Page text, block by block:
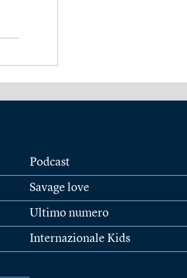
Podcast
Savage love
Ultimo numero
Internazionale Kids